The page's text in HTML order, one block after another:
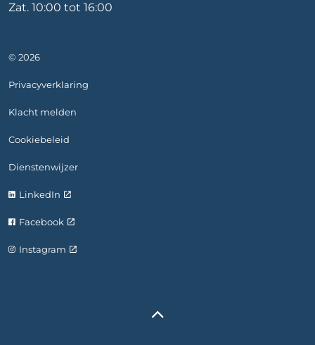
Zat. 10:00 tot 16:00
© 2026
Privacyverklaring
Klacht melden
Cookiebeleid
Dienstenwijzer
LinkedIn
Facebook
Instagram